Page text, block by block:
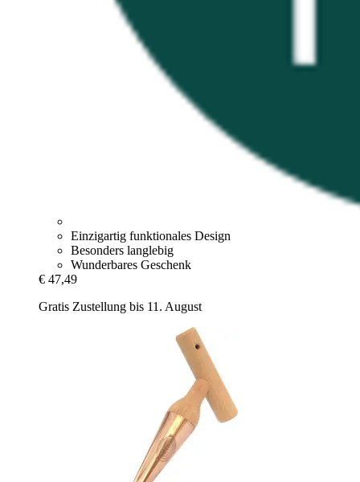
Einzigartig funktionales Design
Besonders langlebig
Wunderbares Geschenk
€ 47,49
Gratis Zustellung bis 11. August